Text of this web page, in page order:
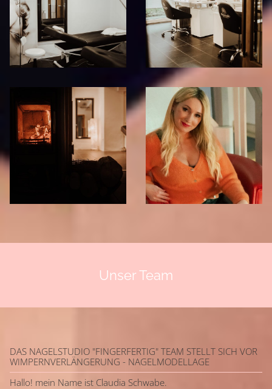
Unser Team
DAS NAGELSTUDIO "FINGERFERTIG" TEAM STELLT SICH VOR
WIMPERNVERLÄNGERUNG - NAGELMODELLAGE
Hallo! mein Name ist Claudia Schwabe.